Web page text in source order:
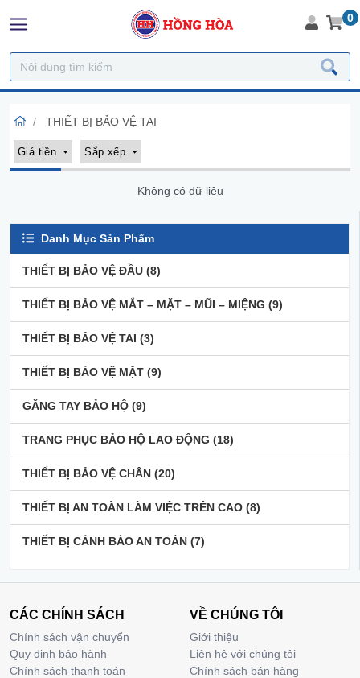
0
Danh Mục Sản Phẩm
THIẾT BỊ BẢO VỆ ĐẦU (8)
THIẾT BỊ BẢO VỆ MẮT – MẶT – MŨI – MIỆNG (9)
THIẾT BỊ BẢO VỆ TAI (3)
THIẾT BỊ BẢO VỆ MẶT (9)
GĂNG TAY BẢO HỘ (9)
TRANG PHỤC BẢO HỘ LAO ĐỘNG (18)
THIẾT BỊ BẢO VỆ CHÂN (20)
THIẾT BỊ AN TOÀN LÀM VIỆC TRÊN CAO (8)
THIẾT BỊ CẢNH BÁO AN TOÀN (7)
THIẾT BỊ BẢO VỆ TAI
Giá tiền Sắp xếp
Không có dữ liệu
CÁC CHÍNH SÁCH
Chính sách vận chuyển
Quy định bảo hành
Chính sách thanh toán
VỀ CHÚNG TÔI
Giới thiệu
Liên hệ với chúng tôi
Chính sách bán hàng